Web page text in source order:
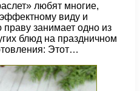
любят многие,
виду и
праву занимает одно из
блюд на праздничном
Этот…